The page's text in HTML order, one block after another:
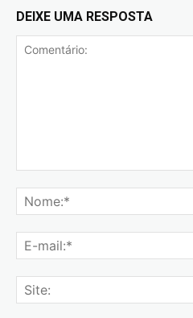
DEIXE UMA RESPOSTA